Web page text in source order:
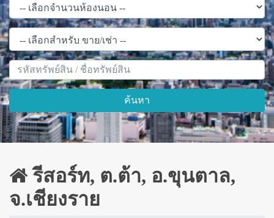
ค้นหา
รีสอร์ท, ต.ต้า, อ.ขุนตาล,
จ.เชียงราย